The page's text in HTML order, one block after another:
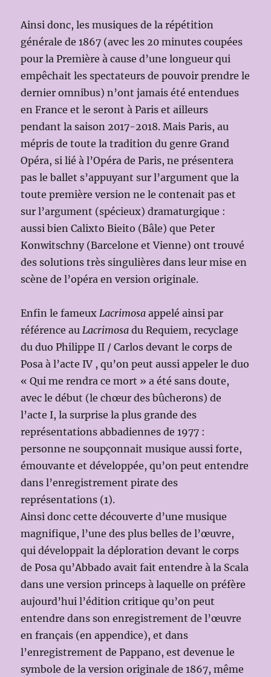
Ainsi donc, les musiques de la répétition
générale de 1867 (avec les 20 minutes coupées
pour la Première à cause d’une longueur qui
empêchait les spectateurs de pouvoir prendre le
dernier omnibus) n’ont jamais été entendues
en France et le seront à Paris et ailleurs
pendant la saison 2017-2018. Mais Paris, au
mépris de toute la tradition du genre Grand
Opéra, si lié à l’Opéra de Paris, ne présentera
pas le ballet s’appuyant sur l’argument que la
toute première version ne le contenait pas et
sur l’argument (spécieux) dramaturgique :
aussi bien Calixto Bieito (Bâle) que Peter
Konwitschny (Barcelone et Vienne) ont trouvé
des solutions très singulières dans leur mise en
scène de l’opéra en version originale.
Enfin le fameux Lacrimosa appelé ainsi par
référence au Lacrimosa du Requiem, recyclage
du duo Philippe II / Carlos devant le corps de
Posa à l’acte IV , qu’on peut aussi appeler le duo
« Qui me rendra ce mort » a été sans doute,
avec le début (le chœur des bûcherons) de
l’acte I, la surprise la plus grande des
représentations abbadiennes de 1977 :
personne ne soupçonnait musique aussi forte,
émouvante et développée, qu’on peut entendre
dans l’enregistrement pirate des
représentations (1).
Ainsi donc cette découverte d’une musique
magnifique, l’une des plus belles de l’œuvre,
qui développait la déploration devant le corps
de Posa qu’Abbado avait fait entendre à la Scala
dans une version princeps à laquelle on préfère
aujourd’hui l’édition critique qu’on peut
entendre dans son enregistrement de l’œuvre
en français (en appendice), et dans
l’enregistrement de Pappano, est devenue le
symbole de la version originale de 1867, même